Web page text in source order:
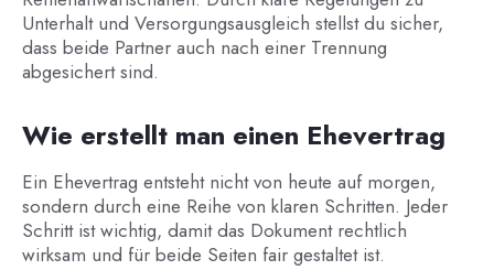
Unterhalt und Versorgungsausgleich stellst du sicher,
dass beide Partner auch nach einer Trennung
abgesichert sind.
Wie erstellt man einen Ehevertrag
Ein Ehevertrag entsteht nicht von heute auf morgen,
sondern durch eine Reihe von klaren Schritten. Jeder
Schritt ist wichtig, damit das Dokument rechtlich
wirksam und für beide Seiten fair gestaltet ist.